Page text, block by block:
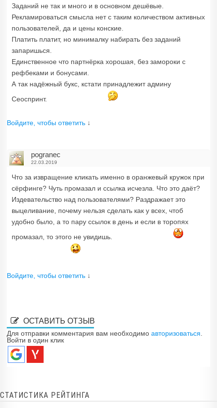
Заданий не так и много и в основном дешёвые.
Рекламироваться смысла нет с таким количеством активных
пользователей, да и цены конские.
Платить платит, но минималку набирать без заданий
запаришься.
Единственное что партнёрка хорошая, без замороки с
рефбеками и бонусами.
А так надёжный букс, кстати принадлежит админу
Сеоспринт.
Войдите, чтобы ответить ↓
pogranec
22.03.2019
Что за извращение кликать именно в оранжевый кружок при
сёрфинге? Чуть промазал и ссылка исчезла. Что это даёт?
Издевательство над пользователями? Раздражает это
выцеливание, почему нельзя сделать как у всех, чтоб
удобно было, а то пару ссылок в день и если в торопях
промазал, то этого не увидишь.
Войдите, чтобы ответить ↓
ОСТАВИТЬ ОТЗЫВ
Для отправки комментария вам необходимо авторизоваться
Войти в один клик
СТАТИСТИКА РЕЙТИНГА